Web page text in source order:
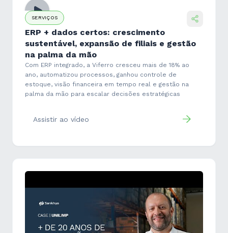
SERVIÇOS
ERP + dados certos: crescimento
sustentável, expansão de filiais e gestão
na palma da mão
Com ERP integrado, a Viferro cresceu mais de 18% ao
ano, automatizou processos, ganhou controle de
estoque, visão financeira em tempo real e gestão na
palma da mão para escalar decisões estratégicas
Assistir ao vídeo